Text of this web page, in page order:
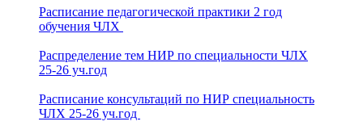
Расписание педагогической практики 2 год
обучения ЧЛХ
Распределение тем НИР по специальности ЧЛХ
25-26 уч.год
Расписание консультаций по НИР специальность
ЧЛХ 25-26 уч.год